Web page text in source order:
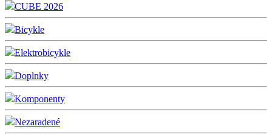
CUBE 2026
Bicykle
Elektrobicykle
Doplnky
Komponenty
Nezaradené